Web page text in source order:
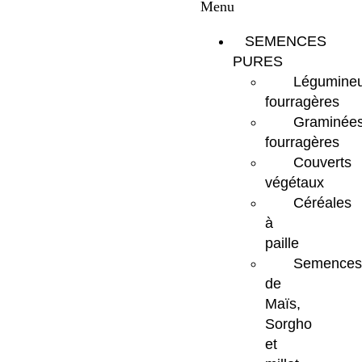
Menu
SEMENCES
PURES
fourragères
fourragères
Couverts
végétaux
Céréales
à
paille
Semences
de
Maïs,
Sorgho
et